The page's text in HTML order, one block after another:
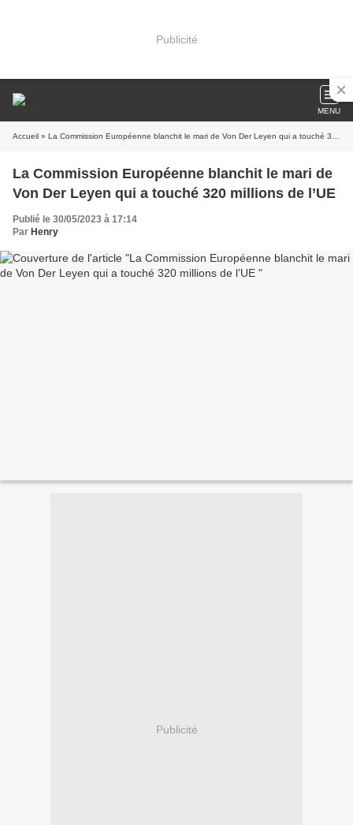
Publicité
MENU
Accueil » La Commission Européenne blanchit le mari de Von Der Leyen qui a touché 320 millions de l’UE
La Commission Européenne blanchit le mari de
Von Der Leyen qui a touché 320 millions de l’UE
Publié le 30/05/2023 à 17:14
Par Henry
Publicité